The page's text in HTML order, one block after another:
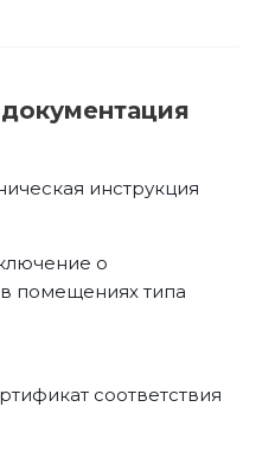
инструкция
о
помещениях типа
соответствия